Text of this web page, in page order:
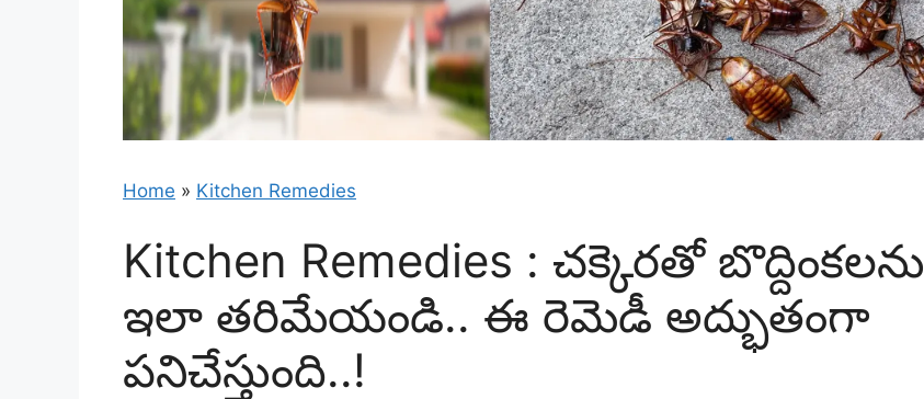
Home » Kitchen Remedies
Kitchen Remedies : చక్కెరతో బొద్దింకలను
ఇలా తరిమేయండి.. ఈ రెమెడీ అద్భుతంగా
పనిచేస్తుంది..!